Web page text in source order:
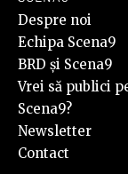
Despre noi
Echipa Scena9
BRD și Scena9
Vrei să publici
Scena9?
Newsletter
Contact